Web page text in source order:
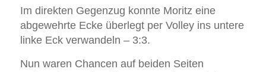
Im direkten Gegenzug konnte Moritz eine
abgewehrte Ecke überlegt per Volley ins untere
linke Eck verwandeln – 3:3.
Nun waren Chancen auf beiden Seiten